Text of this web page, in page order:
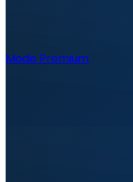
Mode Premium